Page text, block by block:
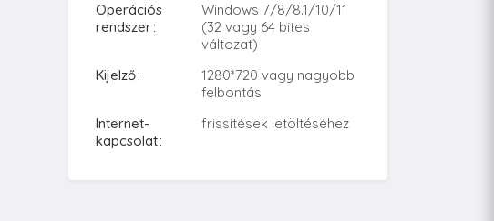
Operációs
rendszer
Windows 7/8/8.1/10/11
(32 vagy 64 bites
változat)
Kijelző
1280*720 vagy nagyobb
felbontás
Internet-
kapcsolat
frissítések letöltéséhez